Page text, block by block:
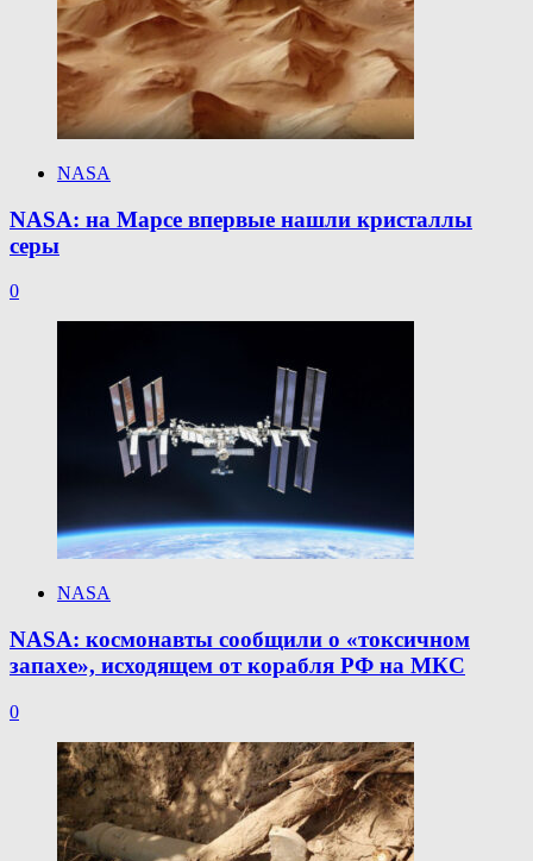
NASA
NASA: на Марсе впервые нашли кристаллы
серы
0
NASA
NASA: космонавты сообщили о «токсичном
запахе», исходящем от корабля РФ на МКС
0